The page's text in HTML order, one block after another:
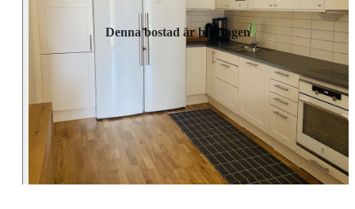
Denna bostad är borttagen